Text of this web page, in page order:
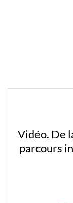
Vidéo. De
parcours